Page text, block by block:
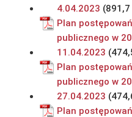
4.04.2023
Plan
publicznego w
11.04.2023
Plan
publicznego w
27.04.2023
Plan